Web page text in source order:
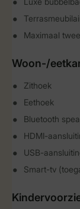
Maximaal
Woon-/
Zithoek
Eethoek
Bluetooth
HDMI-
USB-
Smart-tv